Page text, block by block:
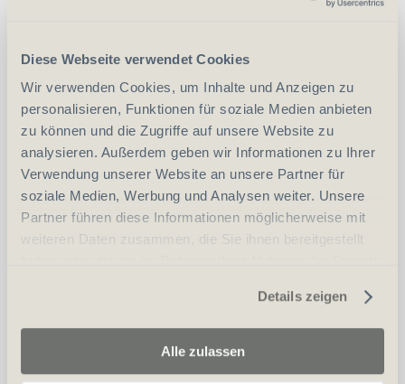
Diese Webseite verwendet Cookies
Wir verwenden Cookies, um Inhalte und Anzeigen zu
personalisieren, Funktionen für soziale Medien anbieten
zu können und die Zugriffe auf unsere Website zu
analysieren. Außerdem geben wir Informationen zu Ihrer
Verwendung unserer Website an unsere Partner für
soziale Medien, Werbung und Analysen weiter. Unsere
Partner führen diese Informationen möglicherweise mit
weiteren Daten zusammen, die Sie ihnen bereitgestellt
Details zeigen
Alle zulassen
vergleichen
Erwerbsvoraussetzung:
Waffenerwerbschein (WES)